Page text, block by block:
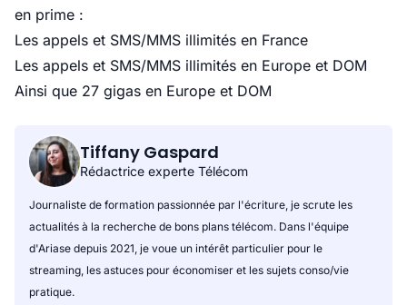
en prime :
Les appels et SMS/MMS illimités en France
Les appels et SMS/MMS illimités en Europe et DOM
Ainsi que 27 gigas en Europe et DOM
Tiffany Gaspard
Rédactrice experte Télécom
Journaliste de formation passionnée par l'écriture, je scrute les
actualités à la recherche de bons plans télécom. Dans l'équipe
d'Ariase depuis 2021, je voue un intérêt particulier pour le
streaming, les astuces pour économiser et les sujets conso/vie
pratique.